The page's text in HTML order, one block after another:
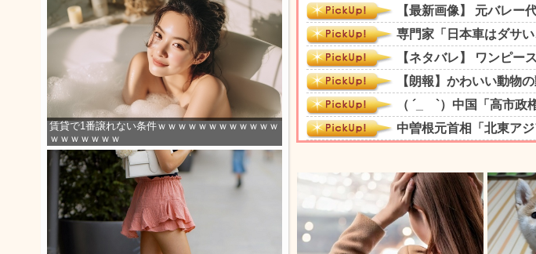
賃貸で1番譲れない条件ｗｗｗｗｗｗｗｗｗｗｗｗ
ｗｗｗｗｗｗｗ